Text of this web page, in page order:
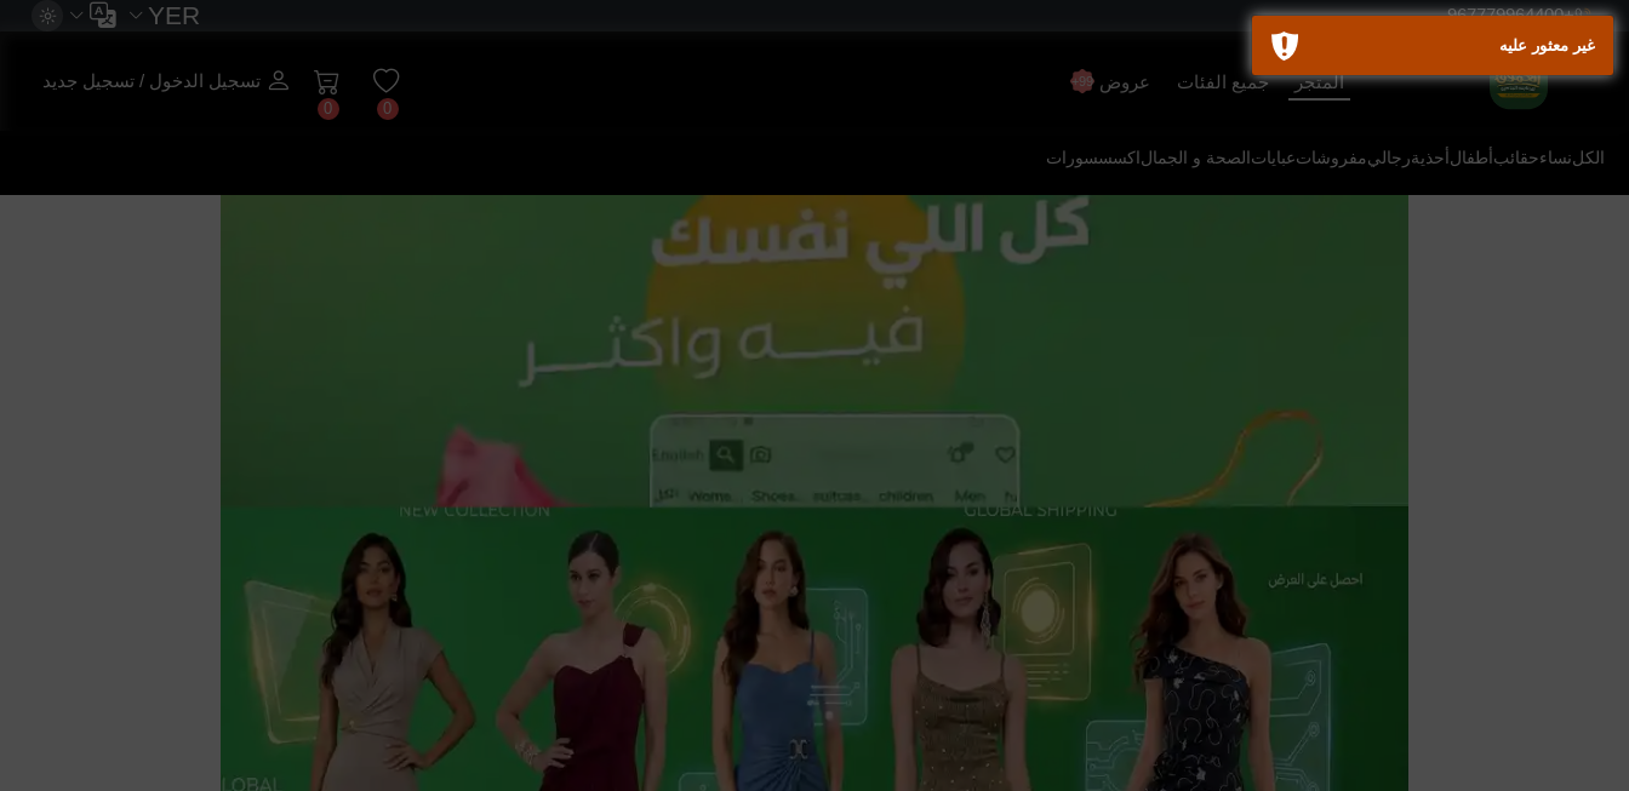
+967779964400
YER
المتجر جميع الفئات عروض 99+
0
0
تسجيل الدخول / تسجيل جديد
الكلنساءحقائب أطفال أحذيةرجاليمفروشاتعبايات الصحة و الجمال اكسسسورات
غير معثور عليه